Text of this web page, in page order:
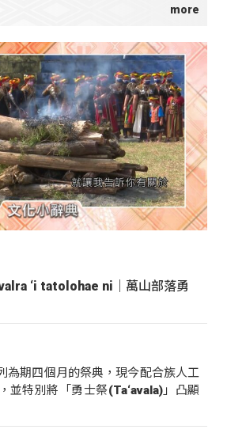
‘i tatolohae ni｜萬山部落勇
為期四個月的祭典，現今配合族人工
並特別將「勇士祭(Ta‘avala)」凸顯